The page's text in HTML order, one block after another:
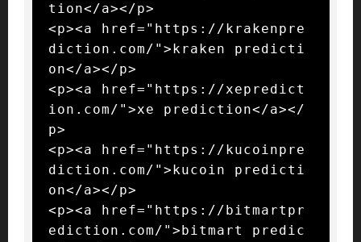
tion</a></p>
<p><a href="https://krakenpre
diction.com/">kraken predicti
on</a></p>
<p><a href="https://xepredict
ion.com/">xe prediction</a></
p>
<p><a href="https://kucoinpre
diction.com/">kucoin predicti
on</a></p>
<p><a href="https://bitmartpr
ediction.com/">bitmart predic